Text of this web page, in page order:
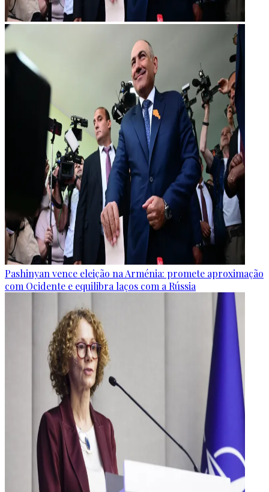
Pashinyan vence eleição na Arménia: promete aproximação
com Ocidente e equilibra laços com a Rússia